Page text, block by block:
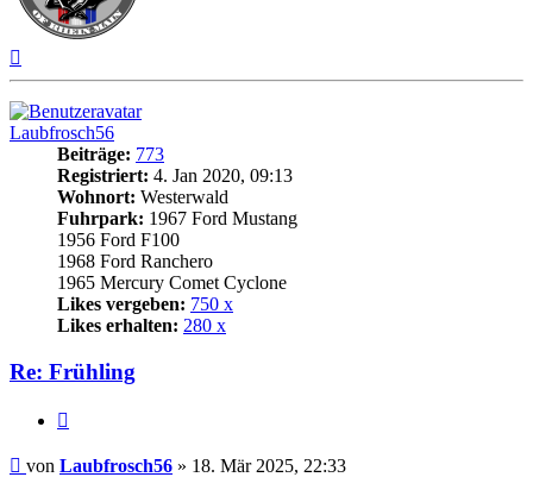
Laubfrosch56
Beiträge: 773
Registriert: 4. Jan 2020, 09:13
Wohnort: Westerwald
Fuhrpark: 1967 Ford Mustang
1956 Ford F100
1968 Ford Ranchero
1965 Mercury Comet Cyclone
Likes vergeben: 750 x
Likes erhalten: 280 x
Re: Frühling
Beitrag
von Laubfrosch56 » 18. Mär 2025, 22:33